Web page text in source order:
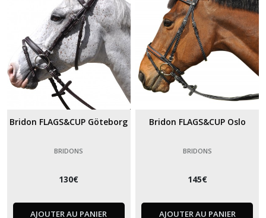
Bridon FLAGS&CUP Göteborg
BRIDONS
130€
AJOUTER AU PANIER
Bridon FLAGS&CUP Oslo
BRIDONS
145€
AJOUTER AU PANIER